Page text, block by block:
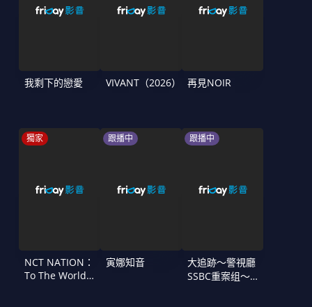
我剩下的戀愛 VIVANT（2026） 再見NOIR
獨家
NCT NATION：
To The World
跟播中
寅娜知音
跟播中
大追跡〜警視廳
SSBC重案组〜